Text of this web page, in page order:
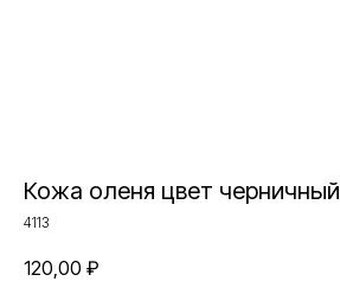
Кожа оленя цвет черничный
4113
120,00 ₽